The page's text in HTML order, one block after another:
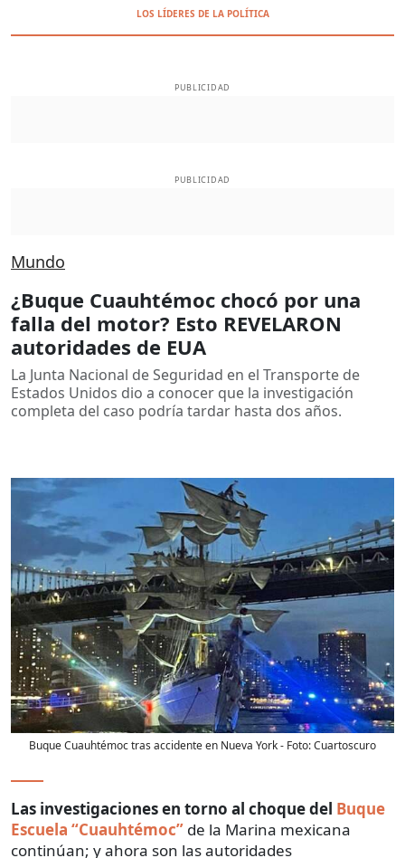
LOS LÍDERES DE LA POLÍTICA
PUBLICIDAD
PUBLICIDAD
Mundo
¿Buque Cuauhtémoc chocó por una
falla del motor? Esto REVELARON
autoridades de EUA
La Junta Nacional de Seguridad en el Transporte de
Estados Unidos dio a conocer que la investigación
completa del caso podría tardar hasta dos años.
Buque Cuauhtémoc tras accidente en Nueva York- Foto:Cuartoscuro
Las investigaciones en torno al choque del Buque
Escuela “Cuauhtémoc” de la Marina mexicana
continúan; y ahora son las autoridades